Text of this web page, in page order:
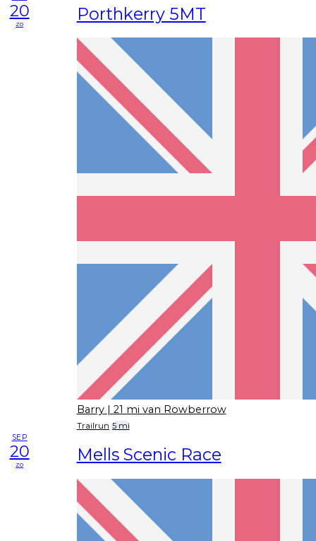
20
zo Porthkerry 5MT
Barry | 21 mi van Rowberrow
Trailrun 5 mi
SEP
20
zo Mells Scenic Race